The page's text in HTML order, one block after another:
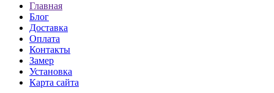
Главная
Блог
Доставка
Оплата
Контакты
Замер
Установка
Карта сайта